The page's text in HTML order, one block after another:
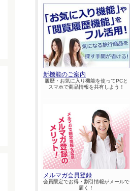
新機能のご案内
履歴・お気に入り機能を使ってPCと
スマホで商品情報を共有しよう！
メルマガ会員登録
会員限定でお得・割引情報がメールで
届く！